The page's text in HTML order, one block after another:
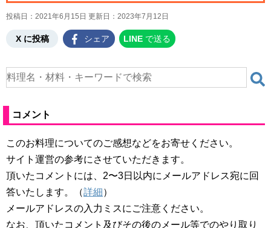
投稿日：2021年6月15日 更新日： 2023年7月12日
X に投稿 シェア LINE で送る
コメント
このお料理についてのご感想などをお寄せください。
サイト運営の参考にさせていただきます。
頂いたコメントには、2〜3日以内にメールアドレス宛に回
答いたします。（詳細）
メールアドレスの入力ミスにご注意ください。
なお、頂いたコメント及びその後のメール等でのやり取り